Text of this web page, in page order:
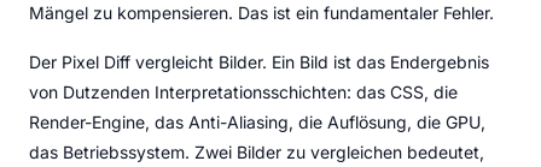
Mängel zu kompensieren. Das ist ein fundamentaler Fehler.
Der Pixel Diff vergleicht Bilder. Ein Bild ist das Endergebnis
von Dutzenden Interpretationsschichten: das CSS, die
Render-Engine, das Anti-Aliasing, die Auflösung, die GPU,
das Betriebssystem. Zwei Bilder zu vergleichen bedeutet,